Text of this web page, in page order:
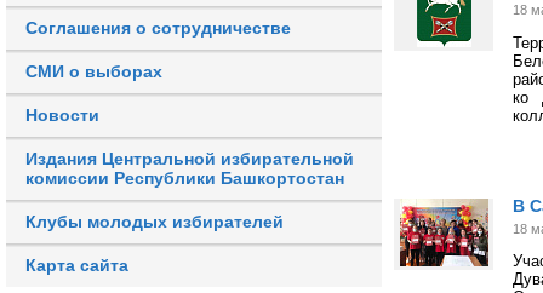
Соглашения о сотрудничестве
СМИ о выборах
Новости
Издания Центральной избирательной
комиссии Республики Башкортостан
Клубы молодых избирателей
Карта сайта
18
ко
В
18